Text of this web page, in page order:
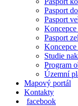
Pasport
Pasport
Pasport
Studie
Program
Územní
Mapový portál
Kontakty
facebook